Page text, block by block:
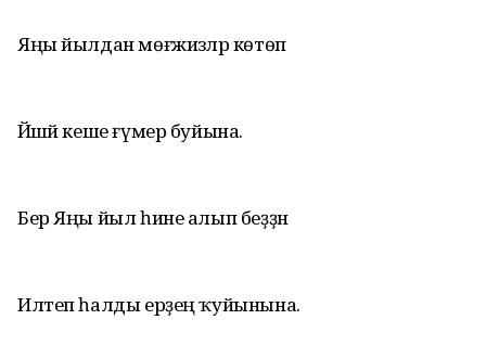
Яңы йылдан мөғжизәләр көтөп
Йәшәй кеше ғүмер буйына.
Бер Яңы йыл һине алып беҙҙән
Илтеп һалды ерҙең ҡуйынына.